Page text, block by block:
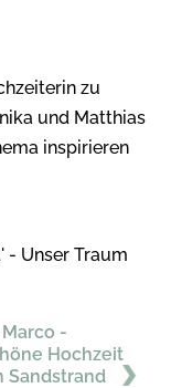
zu
und Matthias
inspirieren
- Unser Traum
-
Hochzeit
Sandstrand